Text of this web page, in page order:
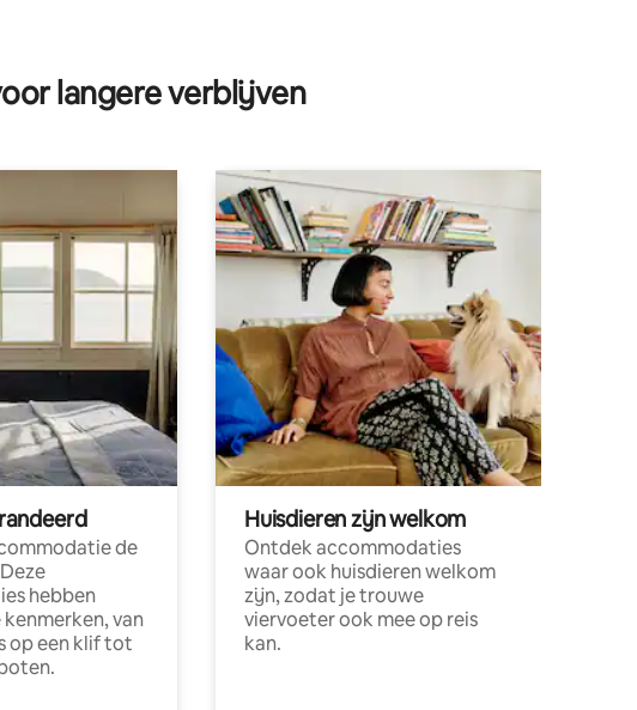
langere verblijven
de
hebben
van
op een klif tot
Huisdieren zijn welkom
Ontdek accommodaties
waar ook huisdieren welkom
zijn, zodat je trouwe
viervoeter ook mee op reis
kan.